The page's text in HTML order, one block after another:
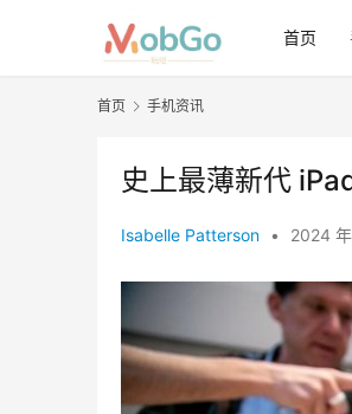
首页
首页 手机资讯
史上最薄新代
Isabelle Patterson • 2024